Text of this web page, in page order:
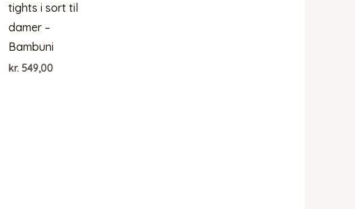
tights i sort til
damer –
Bambuni
kr. 549,00